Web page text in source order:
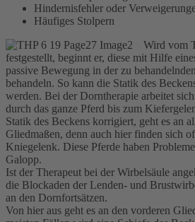
Hindernisfehler oder
Häufiges Stolpern
Wird vom
festgestellt, beginnt er, diese mit Hilfe
passive Bewegung in der zu
behandeln. So kann die Statik des
werden. Bei der Dorntherapie arbeitet
durch das ganze Pferd bis zum
Statik des Beckens korrigiert, geht es an
Gliedmaßen, denn auch hier finden sich
Kniegelenk. Diese Pferde haben
Galopp.
Ist der Therapeut bei der Wirbelsäule
die Blockaden der Lenden- und
an den Dornfortsätzen.
Von hier aus geht es an den vorderen